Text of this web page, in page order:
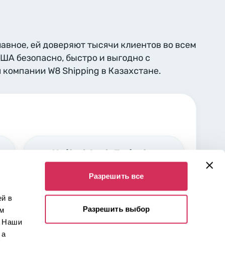
в
Наши
Разрешить все
Разрешить выбор
ей доверяют тысячи клиентов во всем
безопасно, быстро и выгодно с
W8 Shipping в Казахстане.
United Arab Emirates,
Industrial area Nr. 5 Sharjah,
00000